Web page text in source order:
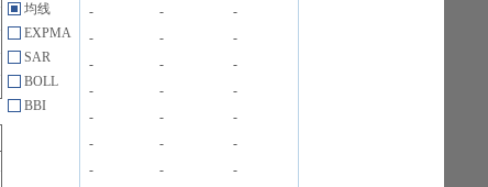
均线
EXPMA
SAR
BOLL
BBI
-
-
-
-
-
-
-
-
-
-
-
-
-
-
-
-
-
-
-
-
-